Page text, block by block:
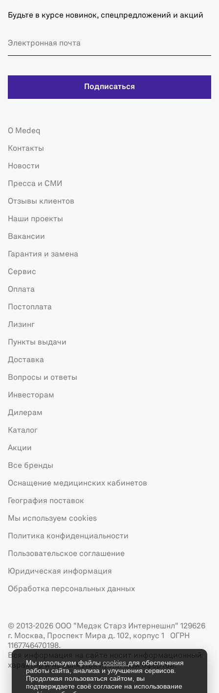
Будьте в курсе новинок, спецпредложений и акций
Подписаться
О Medeq
Контакты
Новости
Пресса и СМИ
Отзывы клиентов
Наши проекты
Вакансии
Гарантия и замена
Сервис
Оплата
Постоплата
Лизинг
Пункты выдачи
Доставка
Вопросы и ответы
Инвесторам
Дилерам
Каталог
Акции
Все бренды
Оснащение медицинских кабинетов
География поставок
Мы используем cookies
Политика конфиденциальности
Пользовательское соглашение
Юридическая информация
Обработка персональных данных
© 2013-2026 ООО "Медэк Старз Интернешнл" 129626
г. Москва, Проспект Мира д. 102, корпус 1 ОГРН
1167746470198.
Вся информация на сайте носит информационный
характер и не является публичной офертой.
Мы используем файлыcookies для обеспечения
работы сайта, анализа и улучшения сервисов.
Продолжая пользоваться сайтом, вы
подтверждаете своё согласие на использование